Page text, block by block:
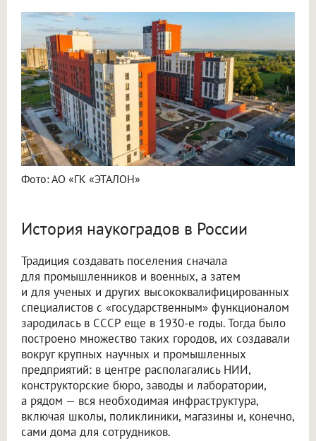
Фото: АО «ГК «ЭТАЛОН»
История наукоградов в России
Традиция создавать поселения сначала
для промышленников и военных, а затем
и для ученых и других высококвалифицированных
специалистов с «государственным» функционалом
зародилась в СССР еще в 1930-е годы. Тогда было
построено множество таких городов, их создавали
вокруг крупных научных и промышленных
предприятий: в центре располагались НИИ,
конструкторские бюро, заводы и лаборатории,
а рядом — вся необходимая инфраструктура,
включая школы, поликлиники, магазины и, конечно,
сами дома для сотрудников.